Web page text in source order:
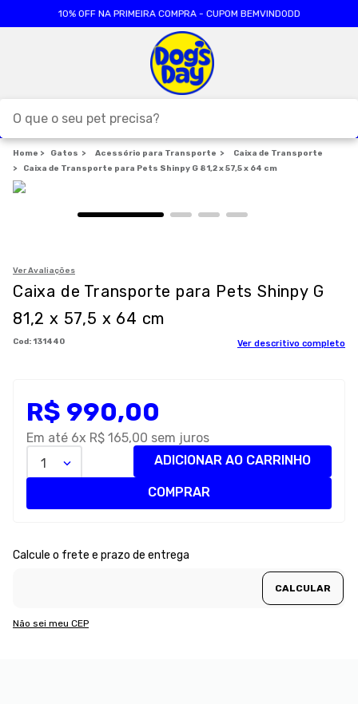
10% OFF NA PRIMEIRA COMPRA - CUPOM BEMVINDODD
Gatos Acessório para Transporte
Caixa de Transporte
Caixa de Transporte para Pets Shinpy G 81,2 x 57,5 x 64 cm
Ver Avaliações
Caixa de Transporte para Pets Shinpy G
81,2 x 57,5 x 64 cm
: 131440 Ver descritivo completo
R$ 990,00
Em até 6x R$ 165,00 sem juros
1
ADICIONAR AO CARRINHO
COMPRAR
Não sei meu CEP
TERMOS MAIS BUSCADOS
5º
formula natural
6º
areia
º
premier
10 º pro plan